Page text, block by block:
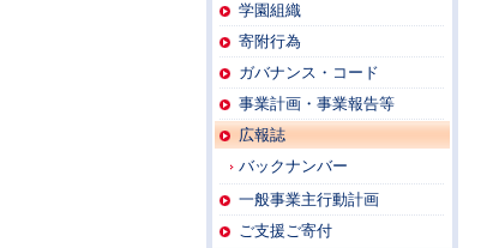
学園組織
寄附行為
ガバナンス・コード
事業計画・事業報告等
広報誌
バックナンバー
一般事業主行動計画
ご支援ご寄付